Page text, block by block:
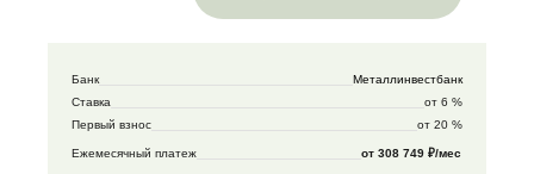
Банк
Металлинвестбанк
Ставка
от 6 %
Первый взнос
от 20 %
Ежемесячный платеж от 308 749 ₽/мес